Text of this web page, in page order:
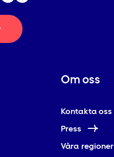
Om oss
Kontakta oss
Press
Våra regioner